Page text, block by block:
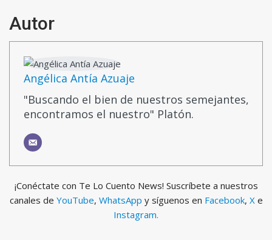
Autor
Angélica Antía Azuaje
"Buscando el bien de nuestros semejantes,
encontramos el nuestro" Platón.
¡Conéctate con Te Lo Cuento News! Suscríbete a nuestros
canales de YouTube, WhatsApp y síguenos en Facebook, X e
Instagram.